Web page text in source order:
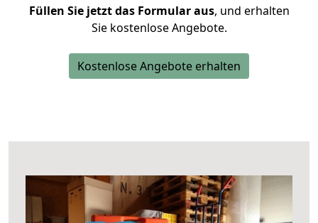
Füllen Sie jetzt das Formular aus, und erhalten
Sie kostenlose Angebote.
Kostenlose Angebote erhalten